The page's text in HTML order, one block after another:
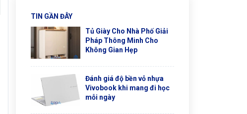
TIN GẦN ĐÂY
Tủ Giày Cho Nhà Phố Giải
Pháp Thông Minh Cho
Không Gian Hẹp
Đánh giá độ bền vỏ nhựa
Vivobook khi mang đi học
mỗi ngày